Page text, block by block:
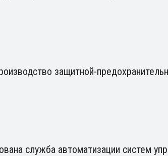
защитной-
служба автоматизации систем